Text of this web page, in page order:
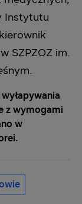
Instytutu
SZPZOZ im.
z wymogami
w